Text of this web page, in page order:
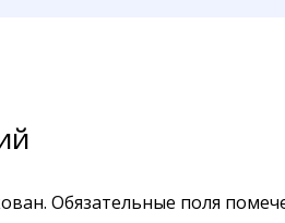
Обязательные поля